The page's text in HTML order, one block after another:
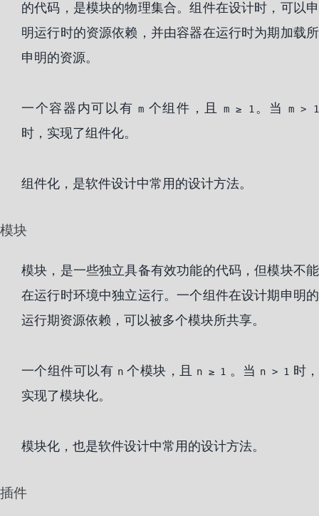
的代码，是模块的物理集合。组件在设计时，可以申
明运行时的资源依赖，并由容器在运行时为期加载所
申明的资源。
一个容器内可以有 m 个组件，且 m ≥ 1 。当 m > 1
时，实现了组件化。
组件化，是软件设计中常用的设计方法。
模块
模块，是一些独立具备有效功能的代码，但模块不能
在运行时环境中独立运行。一个组件在设计期申明的
运行期资源依赖，可以被多个模块所共享。
一个组件可以有 n个模块，且 n ≥ 1 。当 n > 1 时，
实现了模块化。
模块化，也是软件设计中常用的设计方法。
插件